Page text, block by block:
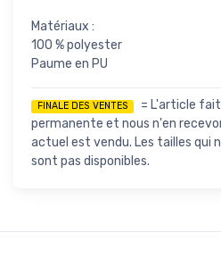
Matériaux :
100 % polyester
Paume en PU
FINALE DES VENTES
= L'article
permanente et nous n'en
actuel est vendu. Les tailles qui
sont pas disponibles.